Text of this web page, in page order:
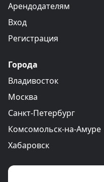
Арендодателям
Вход
Регистрация
Города
Владивосток
Москва
Санкт-Петербург
Комсомольск-на-Амуре
Хабаровск